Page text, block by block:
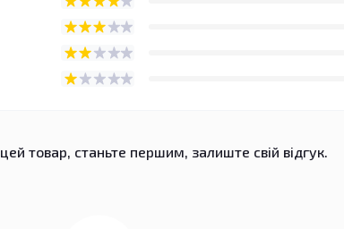
товар, станьте першим, залиште свій відгук.